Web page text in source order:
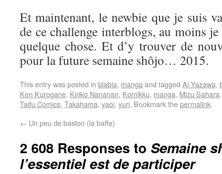
Et maintenant, le newbie que je suis
de ce challenge interblogs, au moins
quelque chose. Et d’y trouver de
pour la future semaine shôjo… 2015.
This entry was posted in blabla, mangaand tagged Ai Yazawa,
Ken Kurogane, Kiriko Nananan, Komikku, manga, Mizu Sahara
Taifu Comics, Takahama, yaoi, yuri. Bookmark thepermalink.
← Un peu de baston (la baffe)
2 608 Responses to Semaine
l’essentiel est de participer